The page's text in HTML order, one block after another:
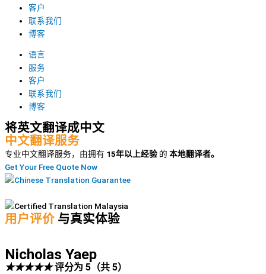
客户
联系我们
博客
语言
服务
客户
联系我们
博客
将英文翻译成中文
中文翻译服务
专业中文翻译服务，由拥有 15年以上经验 的 本地翻译者。
Get Your Free Quote Now
用户评价 与真实体验
Nicholas Yaep
★★★★★ 评分为 5（共 5）